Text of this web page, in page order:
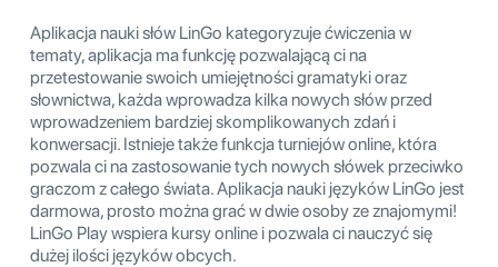
Aplikacja nauki słów LinGo kategoryzuje ćwiczenia w
tematy, aplikacja ma funkcję pozwalającą ci na
przetestowanie swoich umiejętności gramatyki oraz
słownictwa, każda wprowadza kilka nowych słów przed
wprowadzeniem bardziej skomplikowanych zdań i
konwersacji. Istnieje także funkcja turniejów online, która
pozwala ci na zastosowanie tych nowych słówek przeciwko
graczom z całego świata. Aplikacja nauki języków LinGo jest
darmowa, prosto można grać w dwie osoby ze znajomymi!
LinGo Play wspiera kursy online i pozwala ci nauczyć się
dużej ilości języków obcych.